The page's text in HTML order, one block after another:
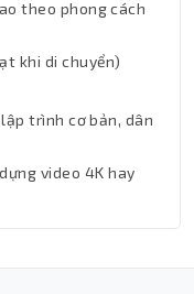
theo phong cách
khi di chuyển)
trình cơ bản, dân
video 4K hay